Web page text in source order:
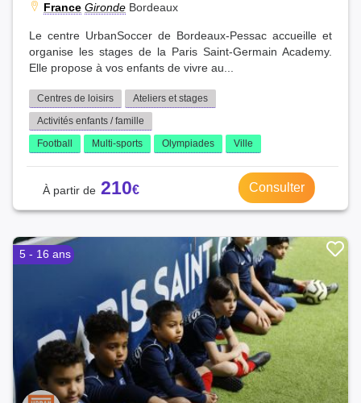
France Gironde Bordeaux
Le centre UrbanSoccer de Bordeaux-Pessac accueille et
organise les stages de la Paris Saint-Germain Academy.
Elle propose à vos enfants de vivre au...
Centres de loisirs
Ateliers et stages
Activités enfants / famille
Football
Multi-sports Olympiades Ville
210 Consulter
5 - 16 ans